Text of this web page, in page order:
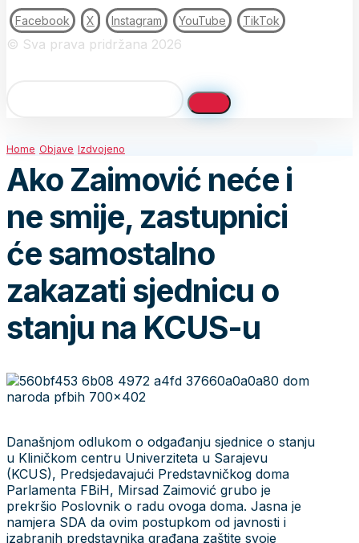
Facebook X Instagram YouTube TikTok
© Sva prava pridržana 2026
Home Objave Izdvojeno
Ako Zaimović neće i
ne smije, zastupnici
će samostalno
zakazati sjednicu o
stanju na KCUS-u
Današnjom odlukom o odgađanju sjednice o stanju
u Kliničkom centru Univerziteta u Sarajevu
(KCUS), Predsjedavajući Predstavničkog doma
Parlamenta FBiH, Mirsad Zaimović grubo je
prekršio Poslovnik o radu ovoga doma. Jasna je
namjera SDA da ovim postupkom od javnosti i
izabranih predstavnika građana zaštite svoje